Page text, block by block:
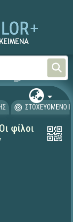
Μαθαίνουμε στο Σπίτι
ΣΤΟΧΕΥΟΜΕΝΟ
φίλοι